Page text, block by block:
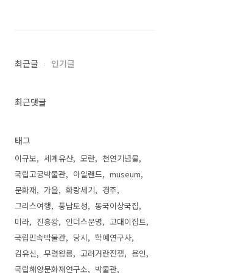
최근글 인기글
최근댓글
태그
이규보 세계유산 모란
천연기념물
국립고궁박물관
아일랜드
museum
문화재
가을 화랑세기
경주
그리스여행
풍납토성
동국이상국집
미라
진흥왕 인더스문명
고대이집트
국립민속박물관
당시
학예연구사
김유신
무령왕릉 고려거란전쟁
용인
국립해양문화재연구소
박물관